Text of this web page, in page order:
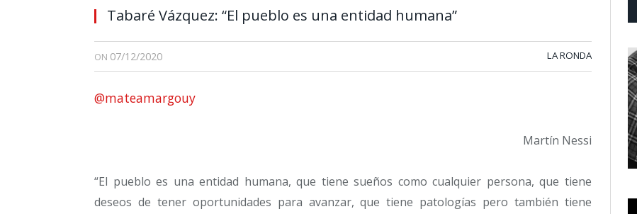
Tabaré Vázquez: “El pueblo es una entidad humana”
ON 07/12/2020 LA RONDA
@mateamargouy
Martín Nessi
“El pueblo es una entidad humana, que tiene sueños como cualquier persona, que tiene
deseos de tener oportunidades para avanzar, que tiene patologías pero también tiene